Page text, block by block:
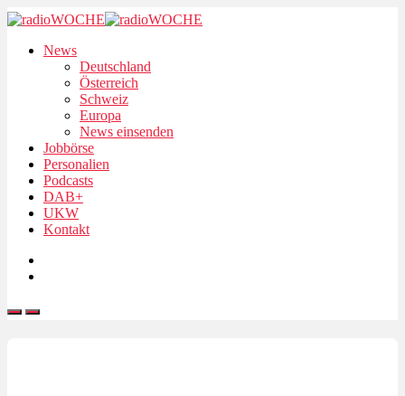
News
Deutschland
Österreich
Schweiz
Europa
News einsenden
Jobbörse
Personalien
Podcasts
DAB+
UKW
Kontakt